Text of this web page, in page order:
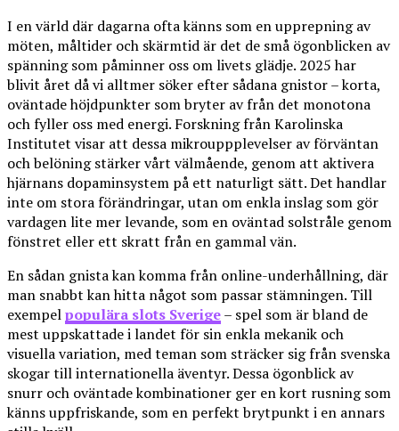
I en värld där dagarna ofta känns som en upprepning av
möten, måltider och skärmtid är det de små ögonblicken av
spänning som påminner oss om livets glädje. 2025 har
blivit året då vi alltmer söker efter sådana gnistor – korta,
oväntade höjdpunkter som bryter av från det monotona
och fyller oss med energi. Forskning från Karolinska
Institutet visar att dessa mikrouppplevelser av förväntan
och belöning stärker vårt välmående, genom att aktivera
hjärnans dopaminsystem på ett naturligt sätt. Det handlar
inte om stora förändringar, utan om enkla inslag som gör
vardagen lite mer levande, som en oväntad solstråle genom
fönstret eller ett skratt från en gammal vän.
En sådan gnista kan komma från online-underhållning, där
man snabbt kan hitta något som passar stämningen. Till
exempelpopulära slots Sverige– spel som är bland de
mest uppskattade i landet för sin enkla mekanik och
visuella variation, med teman som sträcker sig från svenska
skogar till internationella äventyr. Dessa ögonblick av
snurr och oväntade kombinationer ger en kort rusning som
känns uppfriskande, som en perfekt brytpunkt i en annars